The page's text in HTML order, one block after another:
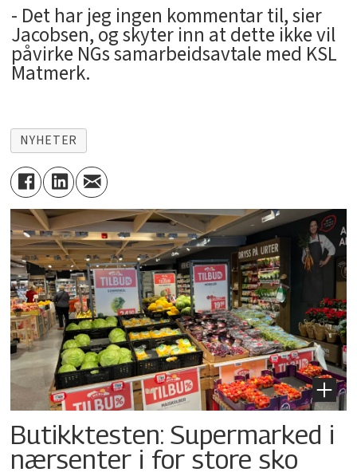
- Det har jeg ingen kommentar til, sier
Jacobsen, og skyter inn at dette ikke vil
påvirke NGs samarbeidsavtale med KSL
Matmerk.
NYHETER
Butikktesten: Supermarked i
nærsenter i for store sko